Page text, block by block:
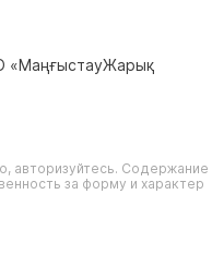
«МаңғыстауЖарық
авторизуйтесь. Содержание
за форму и характер